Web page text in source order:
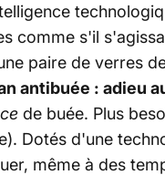
comme s'il
paire de verres
antibuée : adieu
de buée. Plus
Dotés d'une
même à des